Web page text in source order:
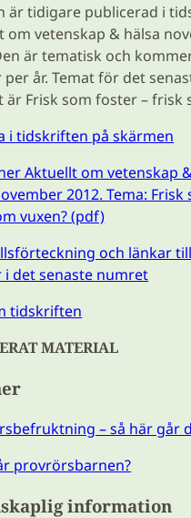
är tidigare publicerad i
om vetenskap & hälsa
är tematisk och
per år. Temat för det
är Frisk som foster – frisk
i tidskriften på skärmen
Aktuellt om vetenskap
2012. Tema:
vuxen? (pdf)
och länkar
det senaste numret
tidskriften
MATERIAL
– så här går
provrörsbarnen?
information